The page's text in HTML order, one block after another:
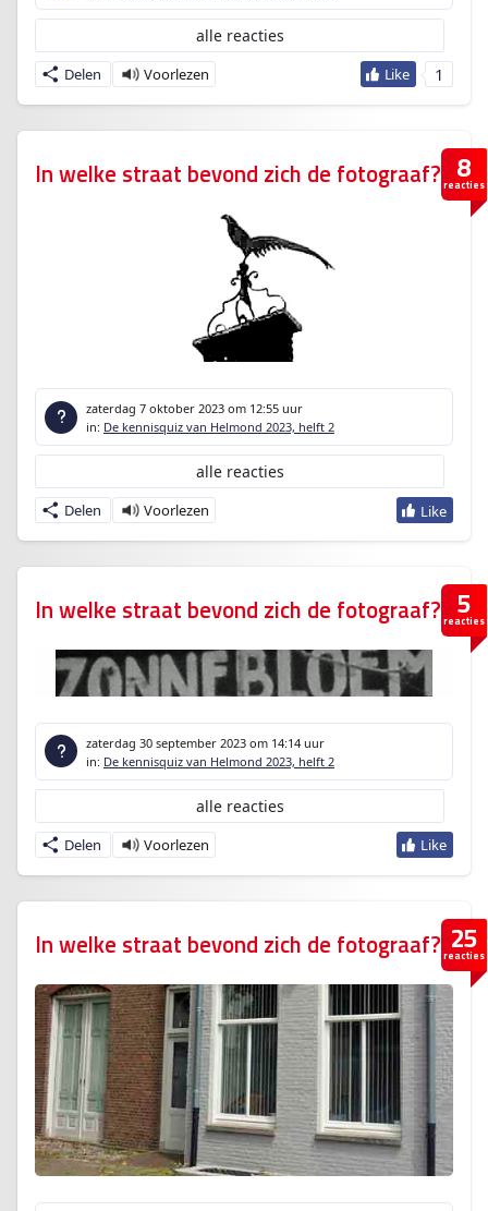
1
Delen
alle reacties
8
reacties
In welke straat bevond zich de fotograaf?
zaterdag 7 oktober 2023 om 12:55 uur
in: De kennisquiz van Helmond 2023, helft 2
Delen
alle reacties
5
reacties
In welke straat bevond zich de fotograaf?
zaterdag 30 september 2023 om 14:14 uur
in: De kennisquiz van Helmond 2023, helft 2
Delen
alle reacties
25
reacties
In welke straat bevond zich de fotograaf?